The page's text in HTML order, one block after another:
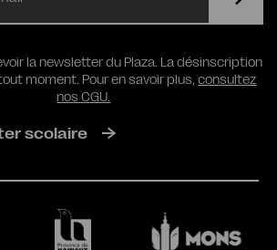
RGPD
la newsletter du Plaza. La désinscription
moment. Pour en savoir plus,consultez
nos CGU.
scolaire